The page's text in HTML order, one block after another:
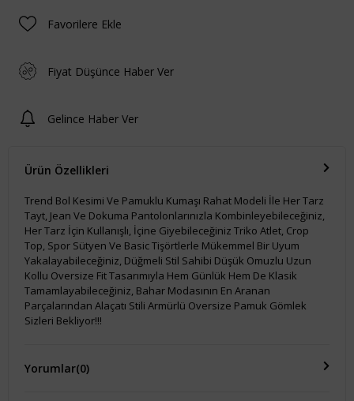
Favorilere Ekle
Fiyat Düşünce Haber Ver
Gelince Haber Ver
Ürün Özellikleri
Trend Bol Kesimi Ve Pamuklu Kumaşı Rahat Modeli İle Her Tarz
Tayt, Jean Ve Dokuma Pantolonlarınızla Kombinleyebileceğiniz,
Her Tarz İçin Kullanışlı, İçine Giyebileceğiniz Triko Atlet, Crop
Top, Spor Sütyen Ve Basic Tişörtlerle Mükemmel Bir Uyum
Yakalayabileceğiniz, Düğmeli Stil Sahibi Düşük Omuzlu Uzun
Kollu Oversize Fit Tasarımıyla Hem Günlük Hem De Klasik
Tamamlayabileceğiniz, Bahar Modasının En Aranan
Parçalarından Alaçatı Stili Armürlü Oversize Pamuk Gömlek
Sizleri Bekliyor!!!
Yorumlar(0)